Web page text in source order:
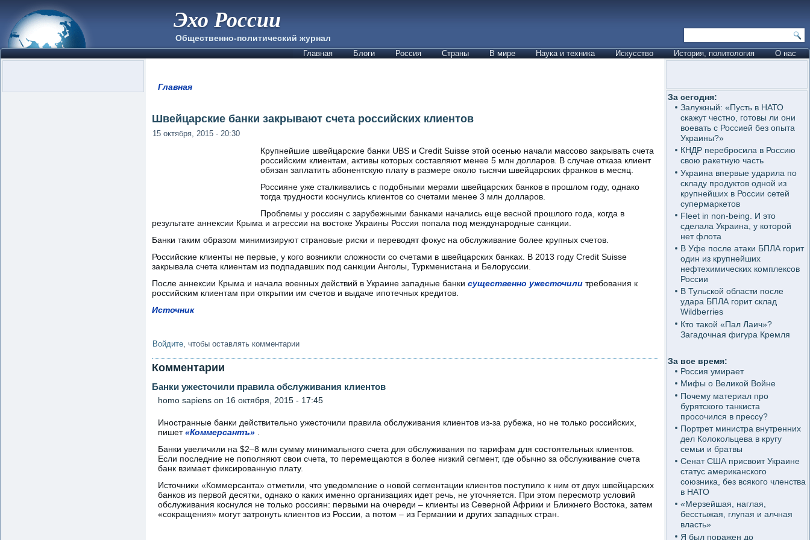
Эхо России
Общественно-политический журнал
Главная Блоги Россия Страны В мире Наука и техника Искусство История, политология О нас
Главная
Швейцарские банки закрывают счета российских клиентов
15 октября, 2015 - 20:30
Крупнейшие швейцарские банки UBS и Сredit Suisse этой осенью начали массово закрывать счета
российским клиентам, активы которых составляют менее 5 млн долларов. В случае отказа клиент
обязан заплатить абонентскую плату в размере около тысячи швейцарских франков в месяц.
Россияне уже сталкивались с подобными мерами швейцарских банков в прошлом году, однако
тогда трудности коснулись клиентов со счетами менее 3 млн долларов.
Проблемы у россиян с зарубежными банками начались еще весной прошлого года, когда в
результате аннексии Крыма и агрессии на востоке Украины Россия попала под международные санкции.
Банки таким образом минимизируют страновые риски и переводят фокус на обслуживание более крупных счетов.
Российские клиенты не первые, у кого возникли сложности со счетами в швейцарских банках. В 2013 году Credit Suisse
закрывала счета клиентам из подпадавших под санкции Анголы, Туркменистана и Белоруссии.
После аннексии Крыма и начала военных действий в Украине западные банки существенно ужесточили требования к
российским клиентам при открытии им счетов и выдаче ипотечных кредитов.
Источник
Войдите , чтобы оставлять комментарии
Комментарии
Банки ужесточили правила обслуживания клиентов
homo sapiens on 16 октября, 2015 - 17:45
Иностранные банки действительно ужесточили правила обслуживания клиентов из-за рубежа, но не только российских,
пишет«Коммерсантъ»
Банки увеличили на $2–8 млн сумму минимального счета для обслуживания по тарифам для состоятельных клиентов.
Если последние не пополняют свои счета, то перемещаются в более низкий сегмент, где обычно за обслуживание счета
банк взимает фиксированную плату.
Источники «Коммерсанта» отметили, что уведомление о новой сегментации клиентов поступило к ним от двух швейцарских
банков из первой десятки, однако о каких именно организациях идет речь, не уточняется. При этом пересмотр условий
обслуживания коснулся не только россиян: первыми на очереди – клиенты из Северной Африки и Ближнего Востока, затем
«сокращения» могут затронуть клиентов из России, а потом – из Германии и других западных стран.
За сегодня:
Залужный: «Пусть в НАТО
скажут честно, готовы ли они
воевать с Россией без опыта
Украины?»
КНДР перебросила в Россию
свою ракетную часть
Украина впервые ударила по
складу продуктов одной из
крупнейших в России сетей
супермаркетов
Fleet in non-being. И это
сделала Украина, у которой
нет флота
В Уфе после атаки БПЛА горит
один из крупнейших
нефтехимических комплексов
России
В Тульской области после
удара БПЛА горит склад
Wildberries
Кто такой «Пал Лаич»?
Загадочная фигура Кремля
За все время:
Россия умирает
Мифы о Великой Войне
Почему материал про
бурятского танкиста
просочился в прессу?
Портрет министра внутренних
дел Колокольцева в кругу
семьи и братвы
Сенат США присвоит Украине
статус американского
союзника, без всякого членства
в НАТО
«Мерзейшая, наглая,
бесстыжая, глупая и алчная
власть»
Я был поражен до